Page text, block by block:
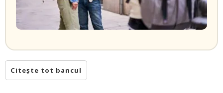
Citește tot bancul